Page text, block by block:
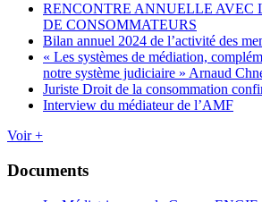
RENCONTRE ANNUELLE AVEC
DE CONSOMMATEURS
Bilan annuel 2024 de l’activité des
« Les systèmes de médiation,
notre système judiciaire » Arnaud
Juriste Droit de la consommation
Interview du médiateur de l’AMF
Voir +
Documents